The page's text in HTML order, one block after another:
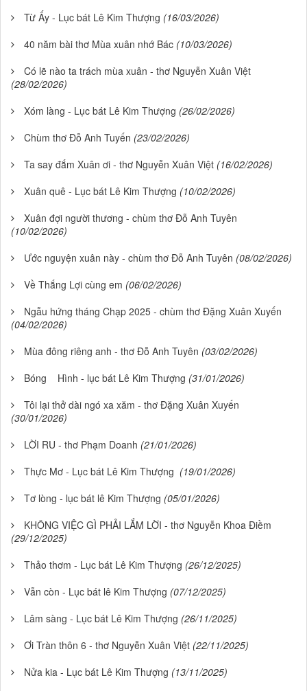
Từ Ấy - Lục bát Lê Kim Thượng (16/03/2026)
40 năm bài thơ Mùa xuân nhớ Bác (10/03/2026)
Có lẽ nào ta trách mùa xuân - thơ Nguyễn Xuân Việt
(28/02/2026)
Xóm làng - Lục bát Lê Kim Thượng (26/02/2026)
Chùm thơ Đỗ Anh Tuyến (23/02/2026)
Ta say đắm Xuân ơi - thơ Nguyễn Xuân Việt (16/02/2026)
Xuân quê - Lục bát Lê Kim Thượng (10/02/2026)
Xuân đợi người thương - chùm thơ Đỗ Anh Tuyên
(10/02/2026)
Ước nguyện xuân này - chùm thơ Đỗ Anh Tuyên (08/02/2026)
Về Thắng Lợi cùng em (06/02/2026)
Ngẫu hứng tháng Chạp 2025 - chùm thơ Đặng Xuân Xuyến
(04/02/2026)
Mùa đông riêng anh - thơ Đỗ Anh Tuyên (03/02/2026)
Bóng Hình - lục bát Lê Kim Thượng (31/01/2026)
Tôi lại thở dài ngó xa xăm - thơ Đặng Xuân Xuyến
(30/01/2026)
LỜI RU - thơ Phạm Doanh (21/01/2026)
Thực Mơ - Lục bát Lê Kim Thượng (19/01/2026)
Tơ lòng - lục bát lê Kim Thượng (05/01/2026)
KHÔNG VIỆC GÌ PHẢI LẮM LỜI - thơ Nguyễn Khoa Điềm
(29/12/2025)
Thảo thơm - Lục bát Lê Kim Thượng (26/12/2025)
Vẫn còn - Lục bát lê Kim Thượng (07/12/2025)
Lâm sàng - Lục bát Lê Kim Thượng (26/11/2025)
Ơi Tràn thôn 6 - thơ Nguyễn Xuân Việt (22/11/2025)
Nửa kia - Lục bát Lê Kim Thượng (13/11/2025)